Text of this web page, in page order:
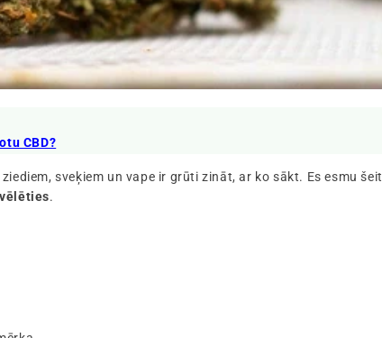
CBD?
sveķiem un vape ir grūti zināt, ar ko sākt. Es esmu
.